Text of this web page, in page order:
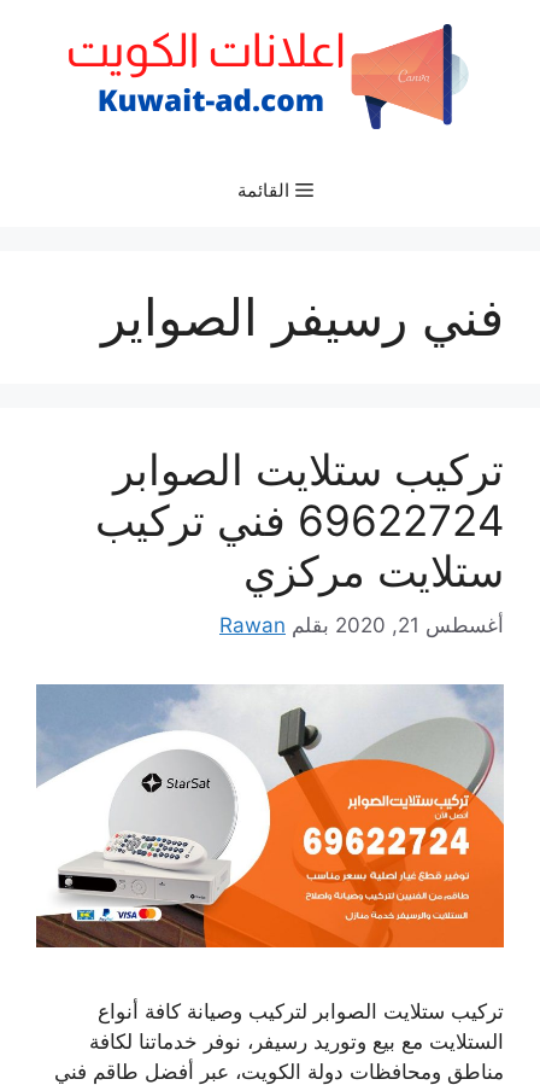
القائمة
فني رسيفر الصواير
تركيب ستلايت الصوابر
69622724 فني تركيب
ستلايت مركزي
أغسطس 21, 2020 بقلم Rawan
تركيب ستلايت الصوابر لتركيب وصيانة كافة أنواع
الستلايت مع بيع وتوريد رسيفر، نوفر خدماتنا لكافة
مناطق ومحافظات دولة الكويت، عبر أفضل طاقم فني